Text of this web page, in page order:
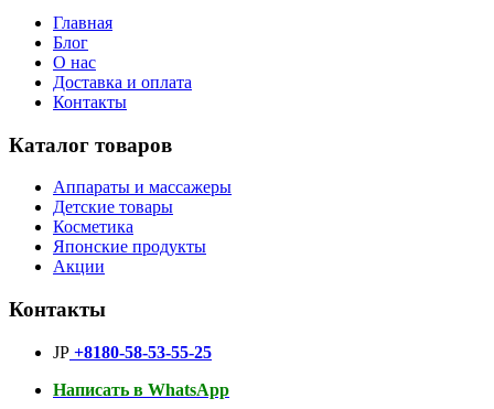
Главная
Блог
О нас
Доставка и оплата
Контакты
Каталог товаров
Аппараты и массажеры
Детские товары
Косметика
Японские продукты
Акции
Контакты
JP +8180-58-53-55-25
Написать в WhatsApp